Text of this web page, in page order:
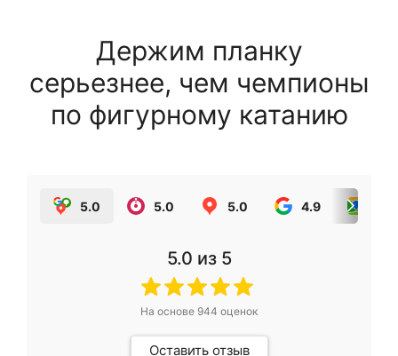
Держим планку
серьезнее, чем чемпионы
по фигурному катанию
5.0 5.0 5.0 4.9
5.0 из 5
На основе 944 оценок
Оставить отзыв